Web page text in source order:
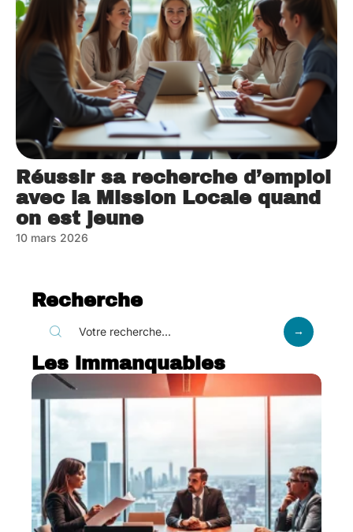
Réussir sa recherche d’emploi
avec la Mission Locale quand
on est jeune
10 mars 2026
Recherche
Les immanquables